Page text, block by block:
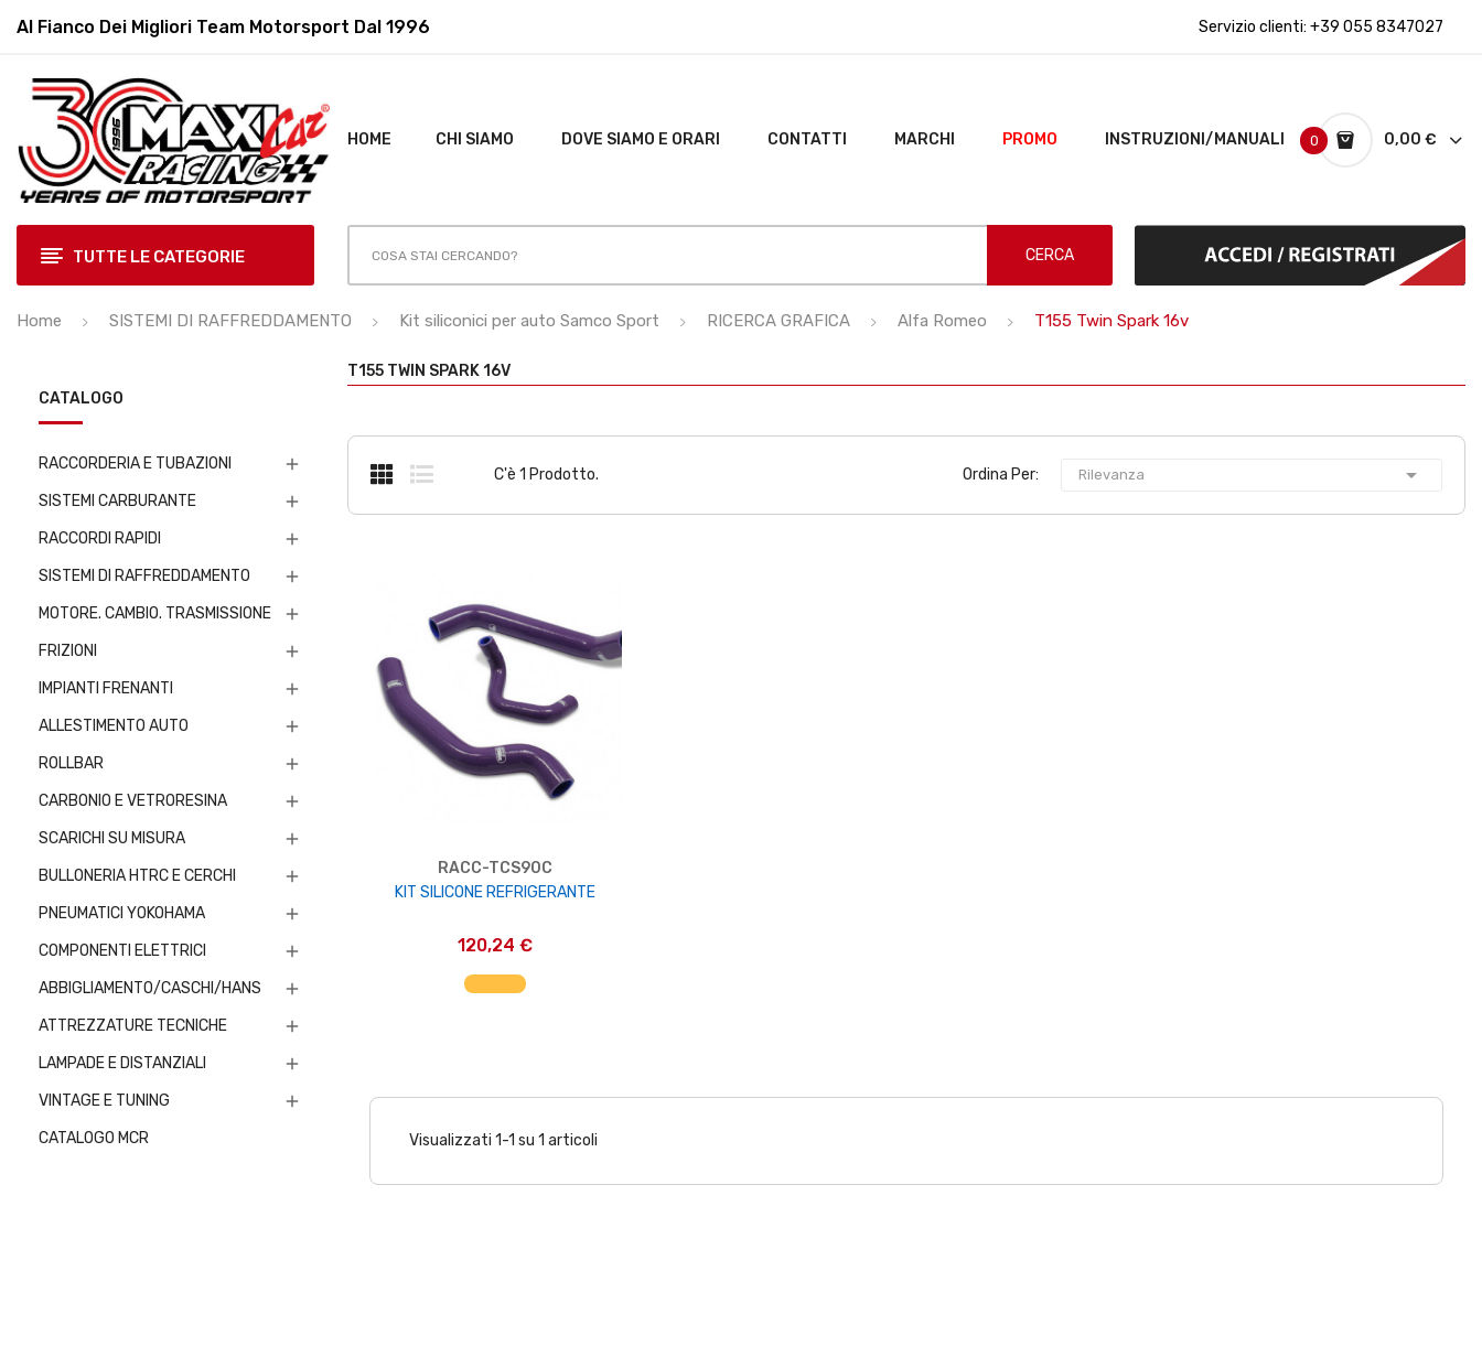
Al Fianco Dei Migliori Team Motorsport Dal 1996 Servizio clienti: +39 055 8347027
HOME CHI SIAMO DOVE SIAMO E ORARI CONTATTI MARCHI PROMO INSTRUZIONI/MANUALI 0 0,00 €
TUTTE LE CATEGORIE CERCA
Home SISTEMI DI RAFFREDDAMENTO Kit siliconici per auto Samco Sport RICERCA GRAFICA Alfa Romeo T155 Twin Spark 16v
CATALOGO
RACCORDERIA E TUBAZIONI 
SISTEMI CARBURANTE 
RACCORDI RAPIDI 
SISTEMI DI RAFFREDDAMENTO 
MOTORE. CAMBIO. TRASMISSIONE 
FRIZIONI 
IMPIANTI FRENANTI 
ALLESTIMENTO AUTO 
ROLLBAR 
CARBONIO E VETRORESINA 
SCARICHI SU MISURA 
BULLONERIA HTRC E CERCHI 
PNEUMATICI YOKOHAMA 
COMPONENTI ELETTRICI 
ABBIGLIAMENTO/CASCHI/HANS 
ATTREZZATURE TECNICHE 
LAMPADE E DISTANZIALI 
VINTAGE E TUNING 
CATALOGO MCR
T155 TWIN SPARK 16V
C'è 1 Prodotto. Ordina Per: Rilevanza 
RACC-TCS90C
KIT SILICONE REFRIGERANTE
120,24 €
AGGIUNGI AL CARRELLO
Visualizzati 1-1 su 1 articoli